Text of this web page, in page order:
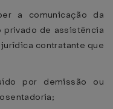
a comunicação da
de assistência
contratante que
por demissão ou